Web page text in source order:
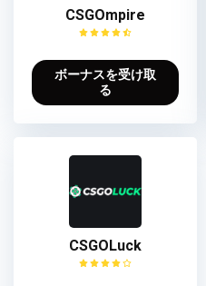
CSGOmpire
ボーナスを受け取
る
CSGOLuck